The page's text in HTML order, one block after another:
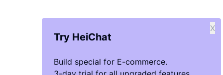
Try HeiChat
Build special for E-commerce.
X